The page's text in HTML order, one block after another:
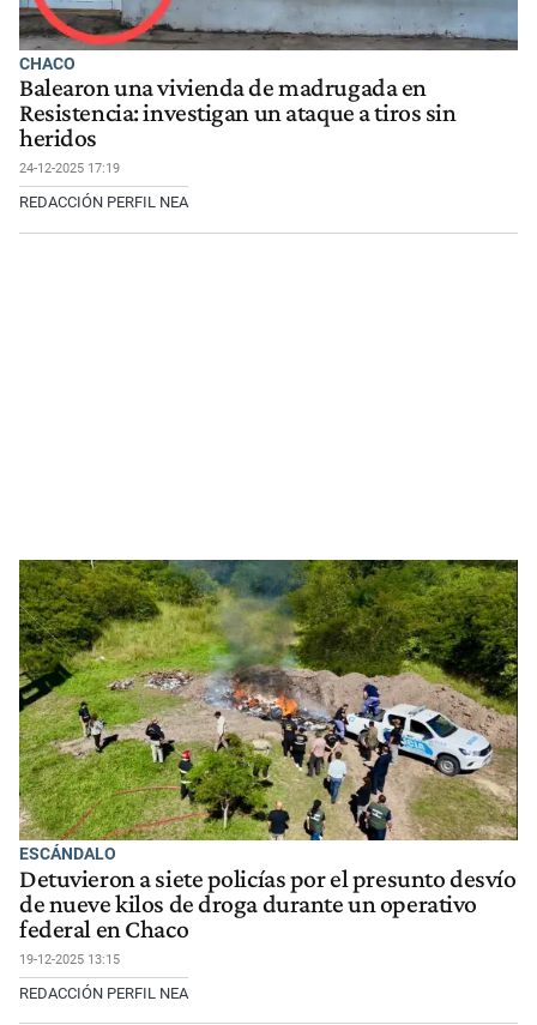
CHACO
Balearon una vivienda de madrugada en
Resistencia: investigan un ataque a tiros sin
heridos
24-12-2025 17:19
REDACCIÓN PERFIL NEA
ESCÁNDALO
Detuvieron a siete policías por el presunto desvío
de nueve kilos de droga durante un operativo
federal en Chaco
19-12-2025 13:15
REDACCIÓN PERFIL NEA